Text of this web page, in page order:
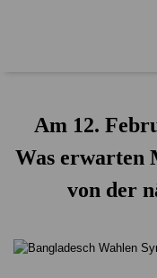
Am 12.
Was erwarten
von der